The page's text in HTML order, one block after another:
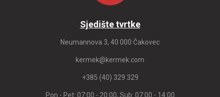
Sjedište tvrtke
Neumannova 3, 40 000 Čakovec
kermek@kermek.com
+385 (40) 329 329
Pon - Pet: 07:00 - 20:00, Sub: 07:00 - 14:00